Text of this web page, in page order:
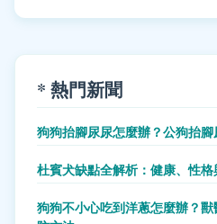
* 熱門新聞
狗狗抬腳尿尿怎麼辦？公狗抬
杜賓犬缺點全解析：健康、性
狗狗不小心吃到洋蔥怎麼辦？